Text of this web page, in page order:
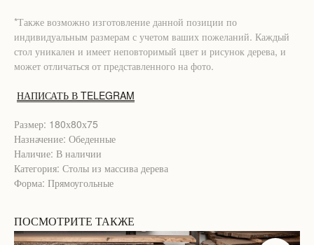
*Также возможно изготовление данной позиции по
индивидуальным размерам с учетом ваших пожеланий. Каждый
стол уникален и имеет неповторимый цвет и рисунок дерева, и
может отличаться от представленного на фото.
НАПИСАТЬ В TELEGRAM
Размер: 180х80х75
Назначение: Обеденные
Наличие: В наличии
Категория: Столы из массива дерева
Форма: Прямоугольные
ПОСМОТРИТЕ ТАКЖЕ